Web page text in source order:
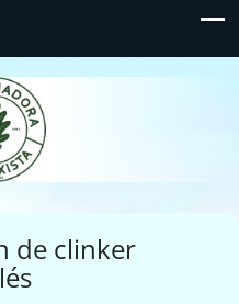
Ecoloxista
de clinker